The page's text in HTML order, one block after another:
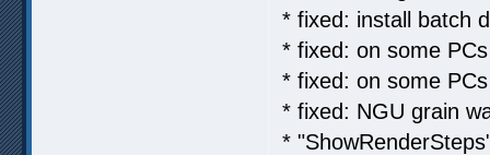
* fixed: install batch
* fixed: on some
* fixed: on some
* fixed: NGU grain
*